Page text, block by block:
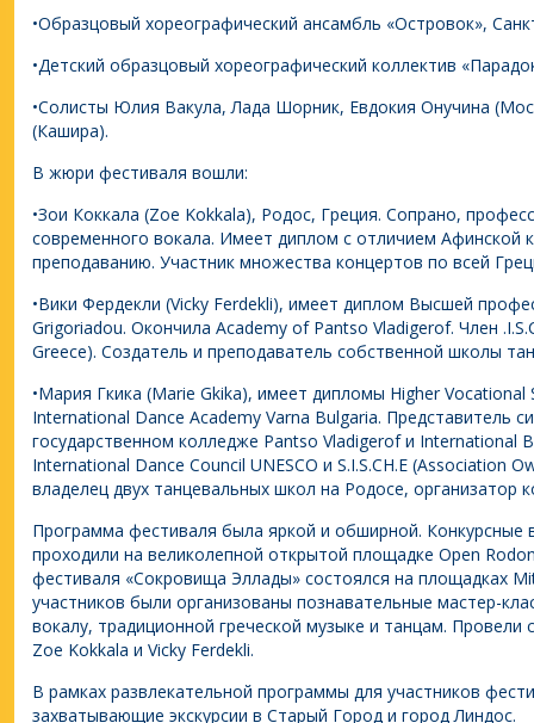
•Образцовый хореографический ансамбль «Островок»,
•Детский образцовый хореографический коллектив
•Солисты Юлия Вакула, Лада Шорник, Евдокия Онучина
(Кашира).
В жюри фестиваля вошли:
•Зои Коккала (Zoe Kokkala), Родос, Греция. Сопрано,
современного вокала. Имеет диплом с отличием Афинской
преподаванию. Участник множества концертов по всей
•Вики Фердекли (Vicky Ferdekli), имеет диплом Высшей
Grigoriadou. Окончила Academy of Pantso Vladigerof. Член
Greece). Создатель и преподаватель собственной школы
•Мария Гкика (Marie Gkika), имеет дипломы Higher Vocational
International Dance Academy Varna Bulgaria. Представитель
государственном колледже Pantso Vladigerof и International
International Dance Council UNESCO и S.I.S.CH.E (Association
владелец двух танцевальных школ на Родосе, организатор
Программа фестиваля была яркой и обширной. Конкурсные
проходили на великолепной открытой площадке Open
фестиваля «Сокровища Эллады» состоялся на площадках
участников были организованы познавательные мастер-
вокалу, традиционной греческой музыке и танцам.
Zoe Kokkala и Vicky Ferdekli.
В рамках развлекательной программы для участников
захватывающие экскурсии в Старый Город и город Линдос.